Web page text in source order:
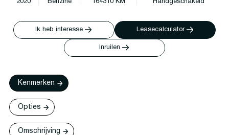
2020 Benzine 164310 KM Handgeschakeld
Ik heb interesse Leasecalculator
Inruilen
Kenmerken
Opties
Omschrijving